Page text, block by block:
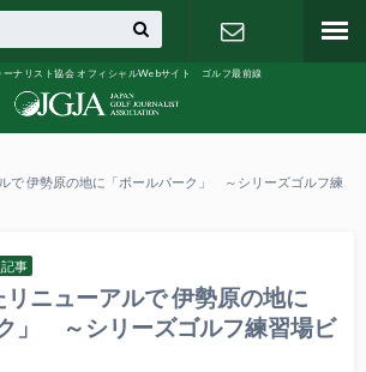
ーナリスト協会 オフィシャルWebサイト ゴルフ最前線
で 伊勢原の地に「ボールパーク」 ～シリーズゴルフ練
事
ニューアルで 伊勢原の地に
ク」 ～シリーズゴルフ練習場ビ